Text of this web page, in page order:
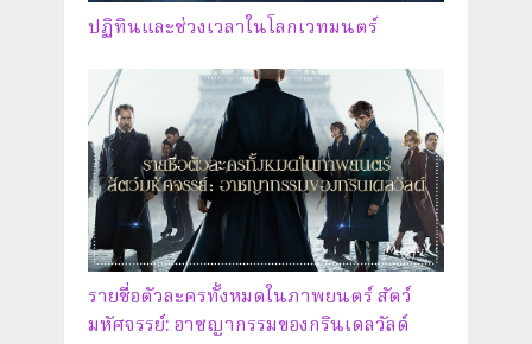
ปฏิทินและช่วงเวลาในโลกเวทมนตร์
รายชื่อตัวละครทั้งหมดในภาพยนตร์ สัตว์
มหัศจรรย์: อาชญากรรมของกรินเดลวัลด์